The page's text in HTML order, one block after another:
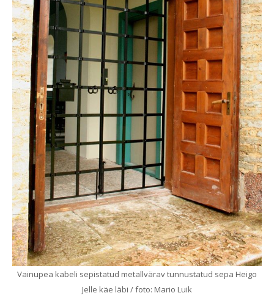
Vainupea kabeli sepistatud metallvärav tunnustatud sepa Heigo
Jelle käe läbi / foto: Mario Luik